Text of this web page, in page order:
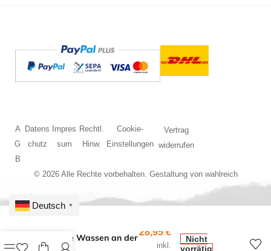
© 2026 Alle Rechte vorbehalten. Gestaltung von wahlreich
A
G
B
Datens
chutz
Impres
sum
Rechtl.
Hinw.
Cookie-
Einstellungen
Vertrag
widerrufen
N Kirche Wassen an der
28,95€
inkl.
Nicht
vorrätig
Deutsch ▼